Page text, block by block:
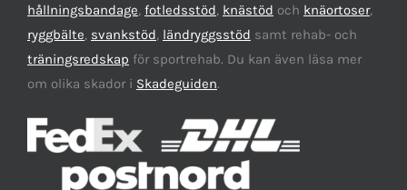
hållningsbandage, fotledsstöd, knästöd och knäortoser,
ryggbälte, svankstöd, ländryggsstöd samt rehab- och
träningsredskap för sportrehab. Du kan även läsa mer
om olika skador i Skadeguiden.